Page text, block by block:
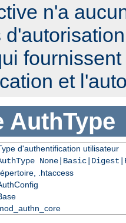
n'a
et
AuthType
d'authentification utilisateur
.htaccess